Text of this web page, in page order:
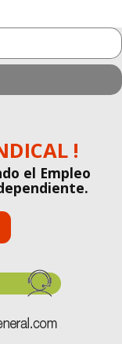
!
el Empleo